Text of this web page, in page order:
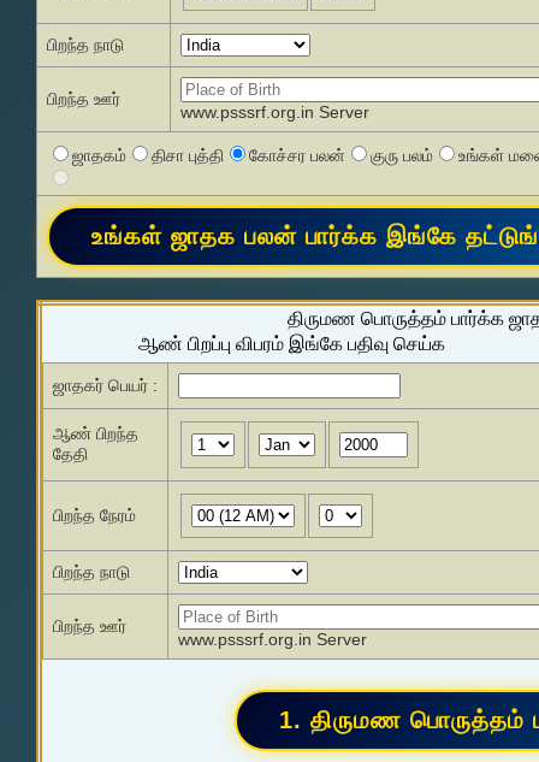
பிறந்த நாடு
பிறந்த ஊர்
www.psssrf.org.in Server
ஜாதகம் திசா புத்தி கோச்சர பலன் குரு பலம் உங்கள்
திருமண பொருத்தம் பார்க்க
ஆண் பிறப்பு விபரம் இங்கே பதிவு செய்க
ஜாதகர் பெயர் :
ஆண் பிறந்த
தேதி
பிறந்த நேரம்
பிறந்த நாடு
பிறந்த ஊர்
www.psssrf.org.in Server